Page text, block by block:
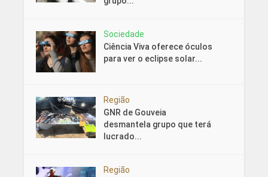
Sociedade
Ciência Viva oferece óculos
para ver o eclipse solar...
Região
GNR de Gouveia
desmantela grupo que terá
lucrado...
Região